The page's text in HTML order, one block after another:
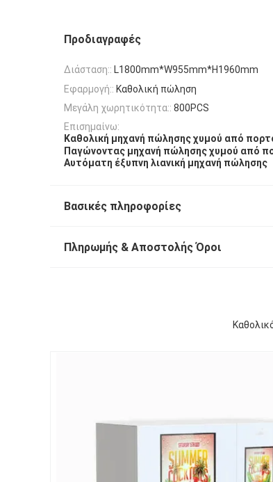
Προδιαγραφές
Διάσταση:: L1800mm*W955mm*H1960mm
Εφαρμογή:: Καθολική πώληση
Μεγάλη χωρητικότητα:: 800PCS
Επισημαίνω:
Καθολική μηχανή πώλησης χυμού από
Παγώνοντας μηχανή πώλησης χυμού από
Αυτόματη έξυπνη λιανική μηχανή πώλησης
Βασικές πληροφορίες
Πληρωμής & Αποστολής Όροι